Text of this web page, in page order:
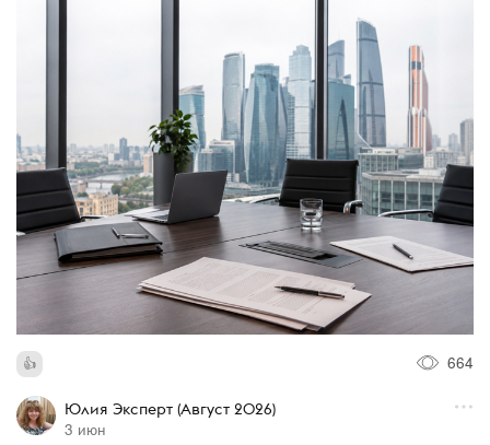
664
Юлия Эксперт (Август 2026)
3 июн